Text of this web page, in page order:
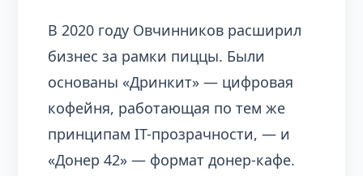
В 2020 году Овчинников расширил
бизнес за рамки пиццы. Были
основаны «Дринкит» — цифровая
кофейня, работающая по тем же
принципам IT-прозрачности, — и
«Донер 42» — формат донер-кафе.